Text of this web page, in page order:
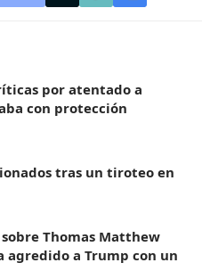
por atentado a
con protección
tras un tiroteo en
Thomas Matthew
agredido a Trump con un